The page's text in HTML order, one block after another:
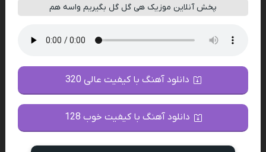
پخش آنلاین موزیک هی گل گل بگیریم واسه هم
دانلود آهنگ با کیفیت عالی 320
دانلود آهنگ با کیفیت خوب 128